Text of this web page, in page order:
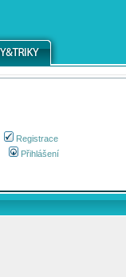
Registrace
Přihlášení